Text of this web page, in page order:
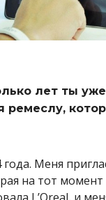
лет ты
ремеслу,
года. Меня
на тот момент